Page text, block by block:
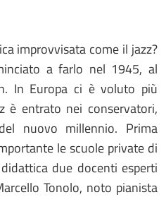
improvvisata come il jazz?
a farlo nel 1945, al
In Europa ci è voluto più
è entrato nei conservatori,
nuovo millennio. Prima
le scuole private di
due docenti esperti
Tonolo, noto pianista